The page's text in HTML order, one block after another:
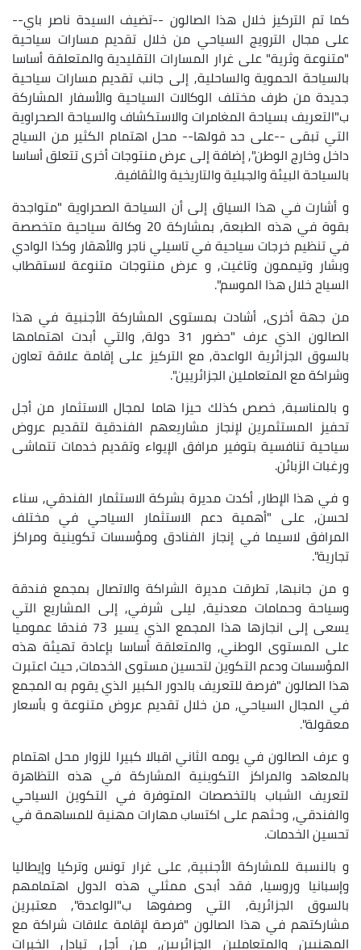
كما تم التركيز خلال هذا الصالون --تضيف السيدة ناصر باي--
على مجال الترويج السياحي من خلال تقديم مسارات سياحية
"متنوعة وثرية" على غرار المسارات التقليدية والمتعلقة أساسا
بالسياحة الحموية والساحلية, إلى جانب تقديم مسارات سياحية
جديدة من طرف مختلف الوكالات السياحية والأسفار المشاركة
ب"التعريف بسياحة المغامرات والاستكشاف والسياحة الصحراوية
التي تبقى --على حد قولها-- محل اهتمام الكثير من السياح
داخل وخارج الوطن", إضافة إلى عرض منتوجات أخرى تتعلق أساسا
بالسياحة البيئة والجبلية والتاريخية والثقافية.
و أشارت في هذا السياق إلى أن السياحة الصحراوية "متواجدة
بقوة في هذه الطبعة, بمشاركة 20 وكالة سياحية متخصصة
في تنظيم خرجات سياحية في تاسيلي ناجر والأهقار وكذا الوادي
وبشار وتيممون وتاغيت, و عرض منتوجات متنوعة لاستقطاب
السياح خلال هذا الموسم".
من جهة أخرى, أشادت بمستوى المشاركة الأجنبية في هذا
الصالون الذي عرف "حضور 31 دولة, والتي أبدت اهتمامها
بالسوق الجزائرية الواعدة, مع التركيز على إقامة علاقة تعاون
وشراكة مع المتعاملين الجزائريين".
و بالمناسبة, خصص كذلك حيزا هاما لمجال الاستثمار من أجل
تحفيز المستثمرين لإنجاز مشاريعهم الفندقية لتقديم عروض
سياحية تنافسية بتوفير مرافق الإيواء وتقديم خدمات تتماشى
ورغبات الزبائن.
و في هذا الإطار, أكدت مديرة بشركة الاستثمار الفندقي, سناء
لحسن, على "أهمية دعم الاستثمار السياحي في مختلف
المرافق لاسيما في إنجاز الفنادق ومؤسسات تكوينية ومراكز
تجارية".
و من جانبها, تطرقت مديرة الشراكة والاتصال بمجمع فندقة
وسياحة وحمامات معدنية, ليلى شرفي, إلى المشاريع التي
يسعى إلى انجازها هذا المجمع الذي يسير 73 فندقا عموميا
على المستوى الوطني, والمتعلقة أساسا بإعادة تهيئة هذه
المؤسسات ودعم التكوين لتحسين مستوى الخدمات, حيث اعتبرت
هذا الصالون "فرصة للتعريف بالدور الكبير الذي يقوم به المجمع
في المجال السياحي, من خلال تقديم عروض متنوعة و بأسعار
معقولة".
و عرف الصالون في يومه الثاني اقبالا كبيرا للزوار محل اهتمام
بالمعاهد والمراكز التكوينية المشاركة في هذه التظاهرة
لتعريف الشباب بالتخصصات المتوفرة في التكوين السياحي
والفندقي, وحثهم على اكتساب مهارات مهنية للمساهمة في
تحسين الخدمات.
و بالنسبة للمشاركة الأجنبية, على غرار تونس وتركيا وإيطاليا
وإسبانيا وروسيا, فقد أبدى ممثلي هذه الدول اهتمامهم
بالسوق الجزائرية, التي وصفوها ب"الواعدة", معتبرين
مشاركتهم في هذا الصالون "فرصة لإقامة علاقات شراكة مع
المهنيين والمتعاملين الجزائريين, من أجل تبادل الخبرات